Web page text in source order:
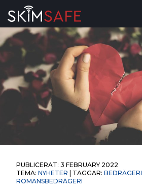
Skip to content
PUBLICERAT: 3 FEBRUARY 2022
TEMA: NYHETER | TAGGAR: BEDRÄGERI
ROMANSBEDRÄGERI